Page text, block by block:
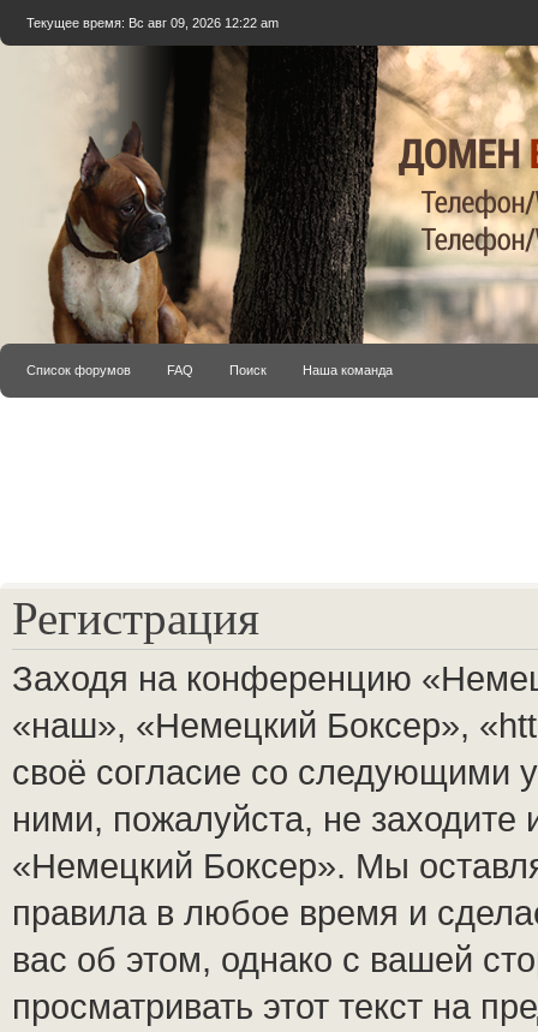
Текущее время: Вс авг 09, 2026 12:22 am
Список форумов FAQ Поиск Наша команда
Регистрация
Заходя на конференцию
«наш», «Немецкий Боксер»,
своё согласие со следующими
ними, пожалуйста, не
«Немецкий Боксер». Мы
правила в любое время и
вас об этом, однако с вашей
просматривать этот текст на